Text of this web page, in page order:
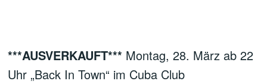
***AUSVERKAUFT*** Montag, 28. März ab 22
Uhr „Back In Town“ im Cuba Club